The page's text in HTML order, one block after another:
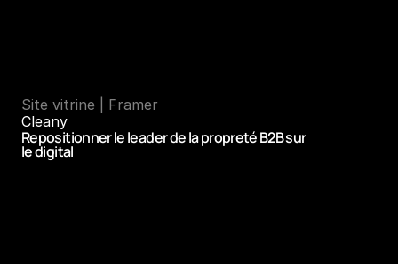
Site vitrine | Framer
Cleany
Repositionner le leader de la propreté B2B sur
le digital